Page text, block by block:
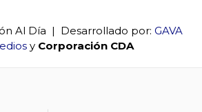
Al Día | Desarrollado por: GAVA
y Corporación CDA